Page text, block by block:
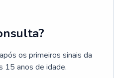
os primeiros sinais da
15 anos de idade.